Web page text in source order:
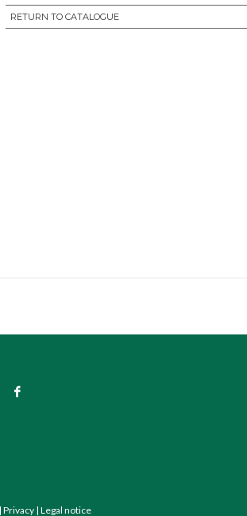
RETURN TO CATALOGUE
| Privacy| Legal notice